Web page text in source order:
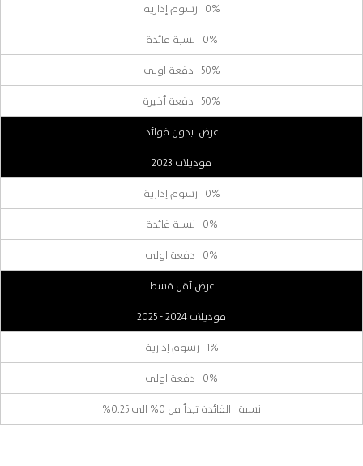
0% رسوم إدارية
0% نسبة فائدة
50% دفعة اولى
50% دفعة أخيرة
عرض بدون فوائد
موديلات 2023
0% رسوم إدارية
0% نسبة فائدة
0% دفعة اولى
عرض أقل قسط
موديلات 2024 - 2025
1% رسوم إدارية
0% دفعة اولى
نسبة الفائدة تبدأ من 0% الى 0.25%